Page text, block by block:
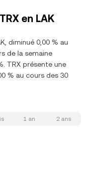
en LAK
diminué 0,00 % au
de la semaine
TRX présente une
% au cours des 30
1 an 2 ans